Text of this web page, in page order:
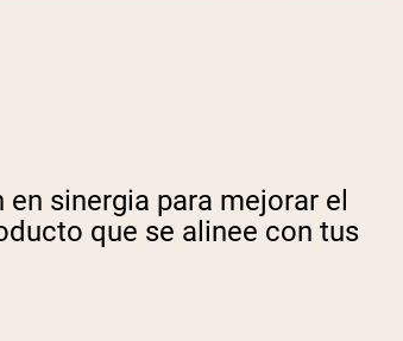
sinergia para mejorar el
que se alinee con tus